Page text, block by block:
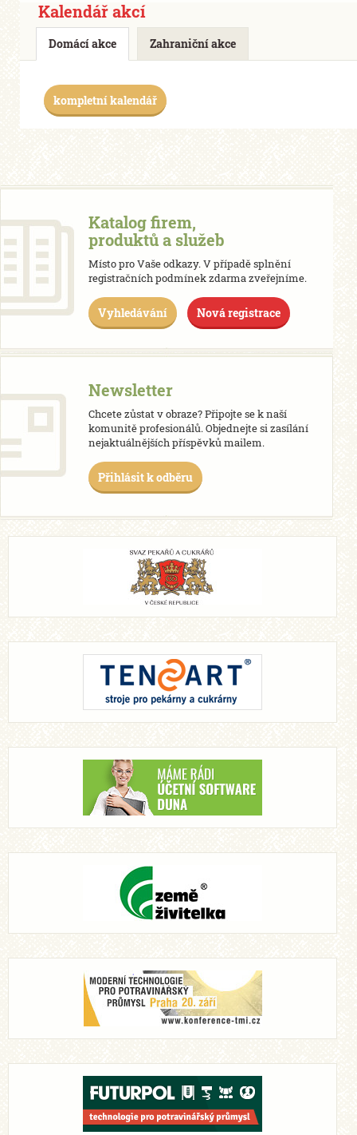
Kalendář akcí
Domácí akce Zahraniční akce
kompletní kalendář
Katalog firem,
produktů a služeb
Místo pro Vaše odkazy. V případě splnění
registračních podmínek zdarma zveřejníme.
Vyhledávání Nová registrace
Newsletter
Chcete zůstat v obraze? Připojte se k naší
komunitě profesionálů. Objednejte si zasílání
nejaktuálnějších příspěvků mailem.
Přihlásit k odběru